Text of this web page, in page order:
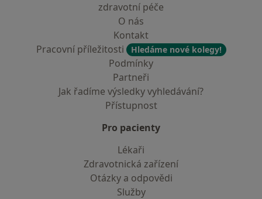
zdravotní péče
O nás
Kontakt
Pracovní příležitosti
Hledáme nové kolegy!
Podmínky
Partneři
Jak řadíme výsledky vyhledávání?
Přístupnost
Pro pacienty
Lékaři
Zdravotnická zařízení
Otázky a odpovědi
Služby